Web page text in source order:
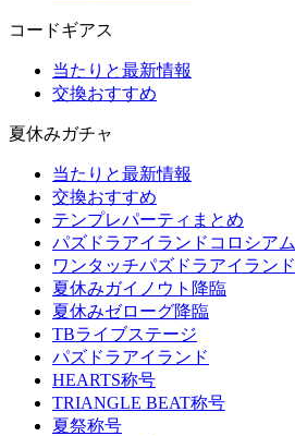
コードギアス
当たりと最新情報
交換おすすめ
夏休みガチャ
当たりと最新情報
交換おすすめ
テンプレパーティまとめ
パズドラアイランドコロシアム
ワンタッチパズドラアイランド
夏休みガイノウト降臨
夏休みゼローグ降臨
TBライブステージ
パズドラアイランド
HEARTS称号
TRIANGLE BEAT称号
夏祭称号